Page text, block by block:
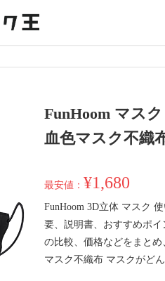
FunHoom マス
血色マスク不織
最安値： ¥1,680
FunHoom 3D立体 マスク
要、説明書、おすすめポ
の比較、価格などをまと
マスク不織布 マスクがど